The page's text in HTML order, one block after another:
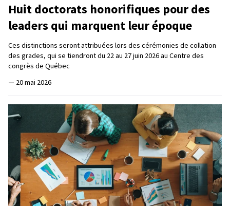
Huit doctorats honorifiques pour des
leaders qui marquent leur époque
Ces distinctions seront attribuées lors des cérémonies de collation
des grades, qui se tiendront du 22 au 27 juin 2026 au Centre des
congrès de Québec
— 20 mai 2026